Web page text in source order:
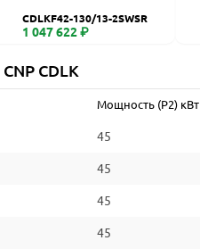
CDLKF42-130/13-2SWSR
1 047 622 ₽
CDLK
Мощность (P2) кВт
45
45
45
45